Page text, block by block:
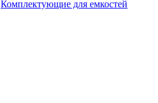
Комплектующие для емкостей